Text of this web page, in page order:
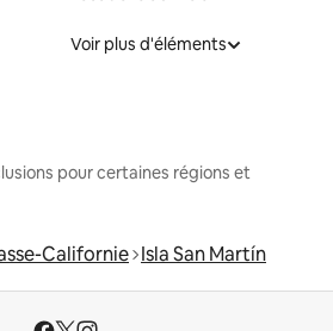
Voir plus d'éléments
pour certaines régions et
Californie Isla San Martín